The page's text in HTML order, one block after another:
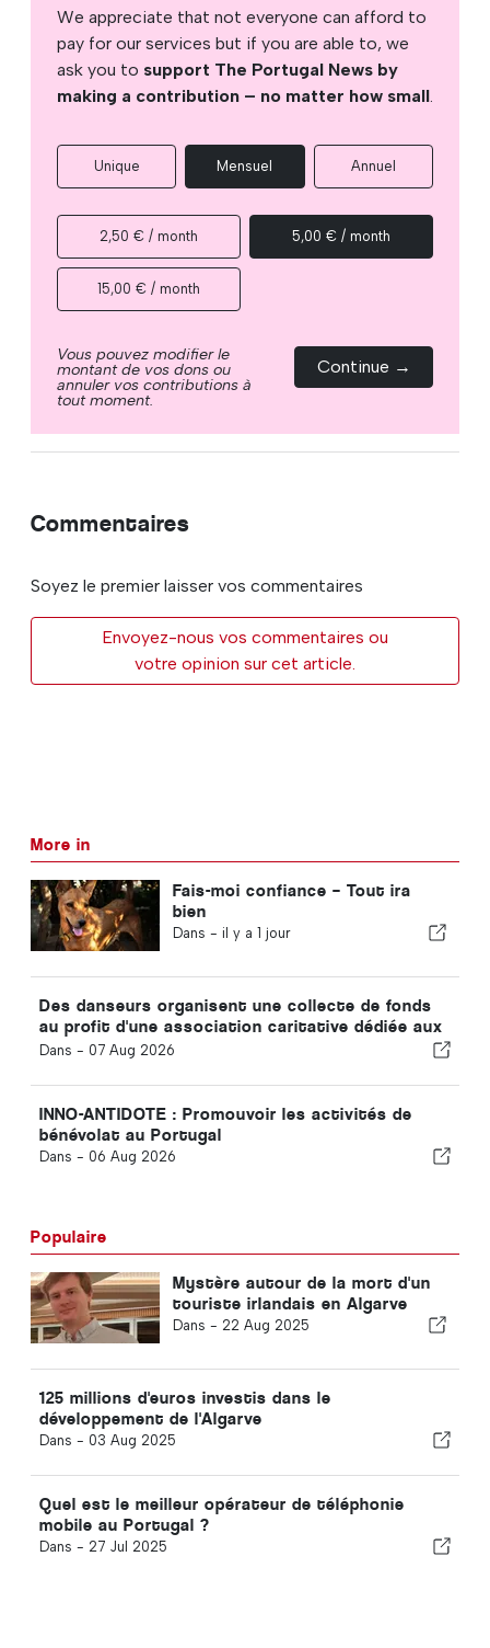
We appreciate that not everyone can afford to
pay for our services but if you are able to, we
ask you to support The Portugal News by
making a contribution – no matter how small.
Unique Mensuel Annuel
2,50 € / month 5,00 € / month
15,00 € / month
Vous pouvez modifier le
montant de vos dons ou
annuler vos contributions à
tout moment.
Continue →
Commentaires
Soyez le premier laisser vos commentaires
Envoyez-nous vos commentaires ou
votre opinion sur cet article.
More in
Fais-moi confiance – Tout ira
bien
Dans - il y a 1 jour
Des danseurs organisent une collecte de fonds
au profit d'une association caritative dédiée aux
chats
Dans - 07 Aug 2026
INNO-ANTIDOTE : Promouvoir les activités de
bénévolat au Portugal
Dans - 06 Aug 2026
Populaire
Mystère autour de la mort d'un
touriste irlandais en Algarve
Dans - 22 Aug 2025
125 millions d'euros investis dans le
développement de l'Algarve
Dans - 03 Aug 2025
Quel est le meilleur opérateur de téléphonie
mobile au Portugal ?
Dans - 27 Jul 2025